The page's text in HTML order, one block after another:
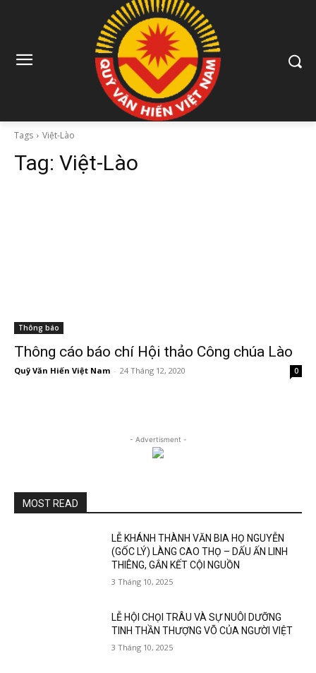
Tags Việt-Lào
Tag: Việt-Lào
Thông báo
Thông cáo báo chí Hội thảo Công chúa Lào
Quỹ Văn Hiến Việt Nam - 24 Tháng 12, 2020 0
- Advertisment -
MOST READ
LỄ KHÁNH THÀNH VĂN BIA HỌ NGUYỄN
(GỐC LÝ) LÀNG CAO THỌ – DẤU ẤN LINH
THIÊNG, GẮN KẾT CỘI NGUỒN
3 Tháng 10, 2025
LỄ HỘI CHỌI TRÂU VÀ SỰ NUÔI DƯỠNG
TINH THẦN THƯỢNG VÕ CỦA NGƯỜI VIỆT
3 Tháng 10, 2025